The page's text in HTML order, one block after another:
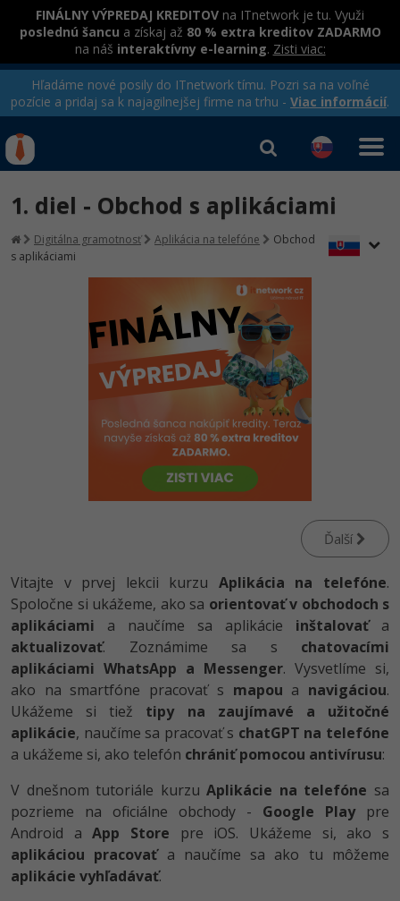
FINÁLNY VÝPREDAJ KREDITOV na ITnetwork je tu. Využi
poslednú šancu a získaj až 80 % extra kreditov ZADARMO
na náš interaktívny e-learning. Zisti viac:
Hľadáme nové posily do ITnetwork tímu. Pozri sa na voľné
pozície a pridaj sa k najagilnejšej firme na trhu - Viac informácií.
hradené úradom práce
Java -80%
C# .NET -80%
Python -80%
-80%
Swift -80%
Kotlin -80%
Céčko -80%
VB.NET
SQL
-80%
Algoritmy -41%
Umelá inteligencia
Kurzy e-commerce
Testovanie softvéru
Marketing -30%
WordPress
Copywriting -30%
MS Office -80%
Google Dokumenty
Time management
Fórum
Linux a UNIX
Siete
Kybernetická bezpečnost
Kurzy dizajnu
HTML/CSS -80%
Photoshop -80%
Adobe Illustrator -80%
Adobe InDesign -25%
Adobe After Effects
Blender -80%
Inkscape
Fotografovanie -80%
Video
Ostatné
Príbehy absolventov
Prihlásiť sa Registrovať
1. diel - Obchod s aplikáciami
Digitálna gramotnosť Aplikácia na telefóne
Obchod
s aplikáciami
Ďalší
Vitajte v prvej lekcii kurzu Aplikácia na telefóne.
Spoločne si ukážeme, ako sa orientovať v obchodoch s
aplikáciami a naučíme sa aplikácie inštalovaťa
aktualizovať. Zoznámime sa s chatovacími
aplikáciami WhatsApp a Messenger. Vysvetlíme si,
ako na smartfóne pracovať s mapou a navigáciou.
Ukážeme si tiež tipy na zaujímavé a užitočné
aplikácie, naučíme sa pracovať s chatGPT na telefóne
a ukážeme si, ako telefón chrániť pomocou antivírusu:
V dnešnom tutoriále kurzuAplikácie na telefóne sa
pozrieme na oficiálne obchody - Google Playpre
Android aApp Store pre iOS. Ukážeme si, ako s
aplikáciou pracovaťa naučíme sa ako tu môžeme
aplikácie vyhľadávať.